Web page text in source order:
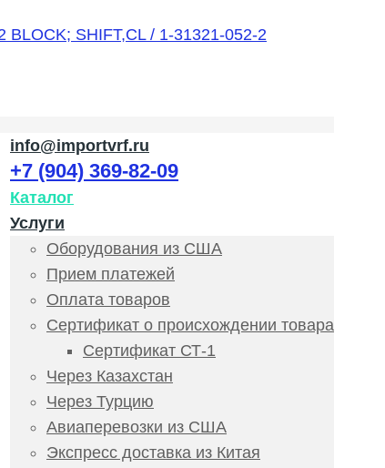
info@importvrf.ru
+7 (904) 369-82-09
Каталог
Услуги
Оборудования из США
Прием платежей
Оплата товаров
Сертификат о происхождении товара
Сертификат СТ-1
Через Казахстан
Через Турцию
Авиаперевозки из США
Экспресс доставка из Китая